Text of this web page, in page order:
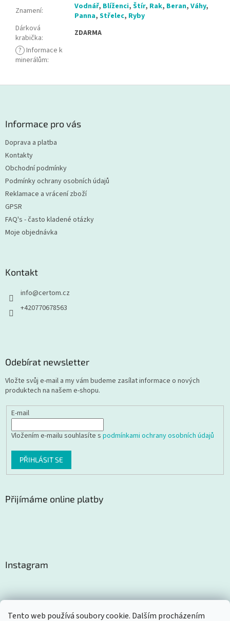
Tento web používá soubory cookie. Dalším procházením
Znamení: Vodnář, Blíženci, Štír, Rak, Beran, Váhy,
Panna, Střelec, Ryby
Dárková
krabička:
ZDARMA
? Informace k
minerálům:
Informace pro vás
Doprava a platba
Kontakty
Obchodní podmínky
Podmínky ochrany osobních údajů
Reklamace a vrácení zboží
GPSR
FAQ's - často kladené otázky
Moje objednávka
Kontakt
info@certom.cz
+420770678563
Odebírat newsletter
Vložte svůj e-mail a my vám budeme zasílat informace o nových
produktech na našem e-shopu.
E-mail
Vložením e-mailu souhlasíte s podmínkami ochrany osobních údajů
PŘIHLÁSIT SE
Přijímáme online platby
Instagram